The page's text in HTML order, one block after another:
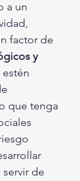
a un
factor de
y
estén
que tenga
de